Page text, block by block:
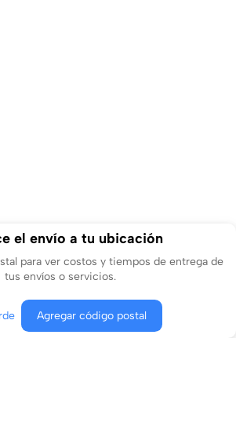
el envío a tu ubicación
para ver costos y tiempos de entrega de
tus envíos o servicios.
Agregar código postal
Comprar ahora